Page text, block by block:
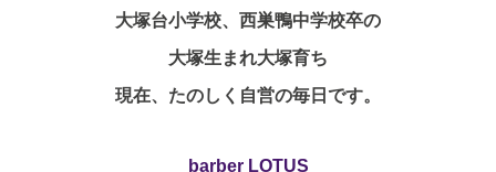
大塚台小学校、西巣鴨中学校卒の
大塚生まれ大塚育ち
現在、たのしく自営の毎日です。
barber LOTUS